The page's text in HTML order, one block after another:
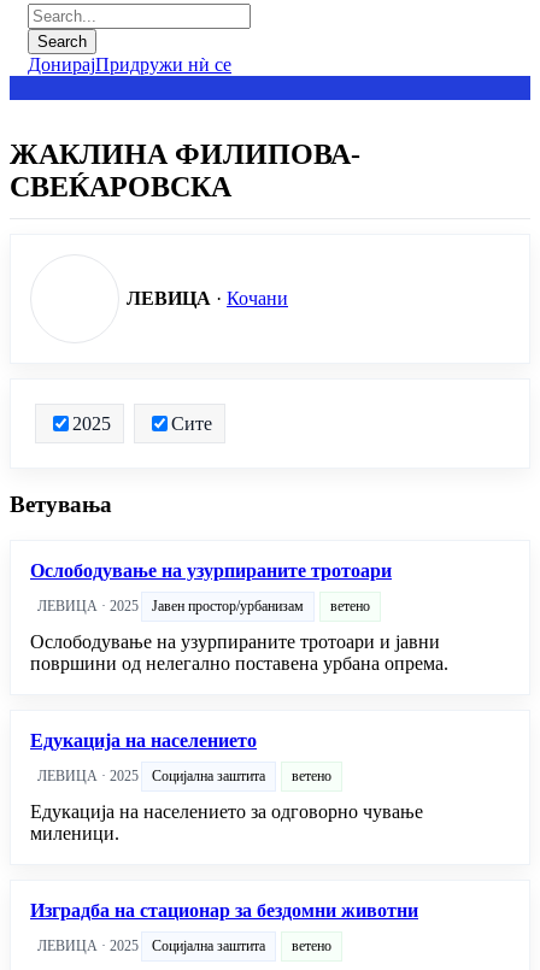
ДонирајПридружи нѝ се
ЖАКЛИНА ФИЛИПОВА-
СВЕЌАРОВСКА
ЛЕВИЦА · Кочани
2025 Сите
Ветувања
Ослободување на узурпираните тротоари
ЛЕВИЦА · 2025 Јавен простор/урбанизам ветено
Ослободување на узурпираните тротоари и јавни
површини од нелегално поставена урбана опрема.
Едукација на населението
ЛЕВИЦА · 2025 Социјална заштита ветено
Едукација на населението за одговорно чување
миленици.
Изградба на стационар за бездомни животни
ЛЕВИЦА · 2025 Социјална заштита ветено